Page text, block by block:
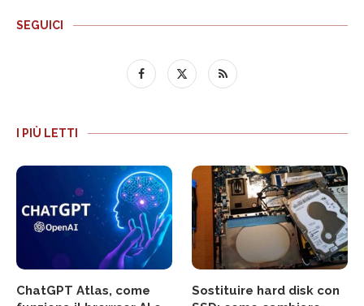
SEGUICI
I PIÙ LETTI
ChatGPT Atlas, come
Sostituire hard disk con